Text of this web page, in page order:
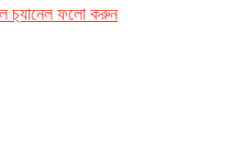
চ‌্যানেল ফলো করুন